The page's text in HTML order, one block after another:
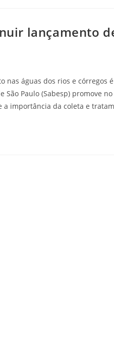
lançamento
nas águas dos rios e córregos
São Paulo (Sabesp) promove
importância da coleta e